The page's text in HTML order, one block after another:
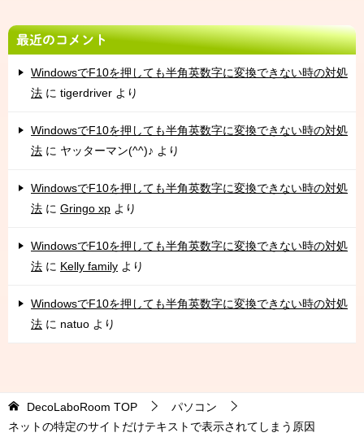
最近のコメント
WindowsでF10を押しても半角英数字に変換できない時の対処
法 に tigerdriver より
WindowsでF10を押しても半角英数字に変換できない時の対処
法 に ヤッターマン(^^)♪ より
WindowsでF10を押しても半角英数字に変換できない時の対処
法 に Gringo xp より
WindowsでF10を押しても半角英数字に変換できない時の対処
法 に Kelly family より
WindowsでF10を押しても半角英数字に変換できない時の対処
法 に natuo より
DecoLaboRoom TOP
パソコン
ネットの特定のサイトだけテキストで表示されてしまう原因